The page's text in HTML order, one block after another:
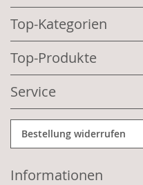
Top-Kategorien
Top-Produkte
Service
Bestellung widerrufen
Informationen